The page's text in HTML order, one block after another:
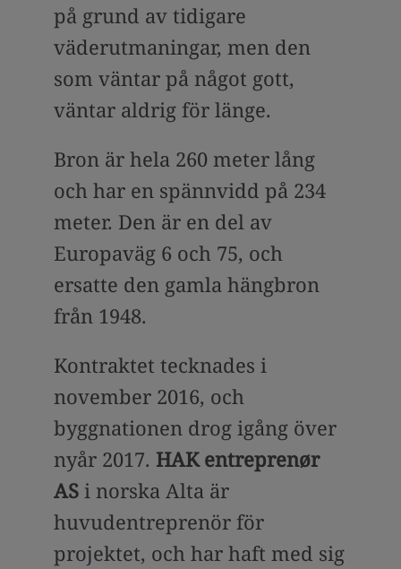
på grund av tidigare
väderutmaningar, men den
som väntar på något gott,
väntar aldrig för länge.
Bron är hela 260 meter lång
och har en spännvidd på 234
meter. Den är en del av
Europaväg 6 och 75, och
ersatte den gamla hängbron
från 1948.
Kontraktet tecknades i
november 2016, och
byggnationen drog igång över
nyår 2017. HAK entreprenør
ASi norska Alta är
huvudentreprenör för
projektet, och har haft med sig